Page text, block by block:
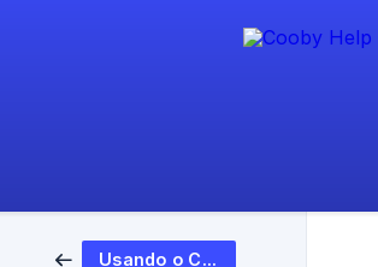
Usando o Cooby